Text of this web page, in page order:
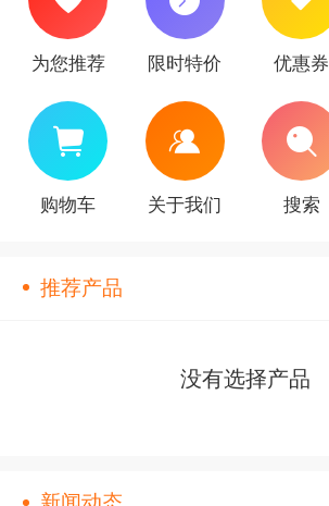
为您推荐 限时特价 优惠券
购物车 关于我们 搜索
推荐产品
没有选择产品